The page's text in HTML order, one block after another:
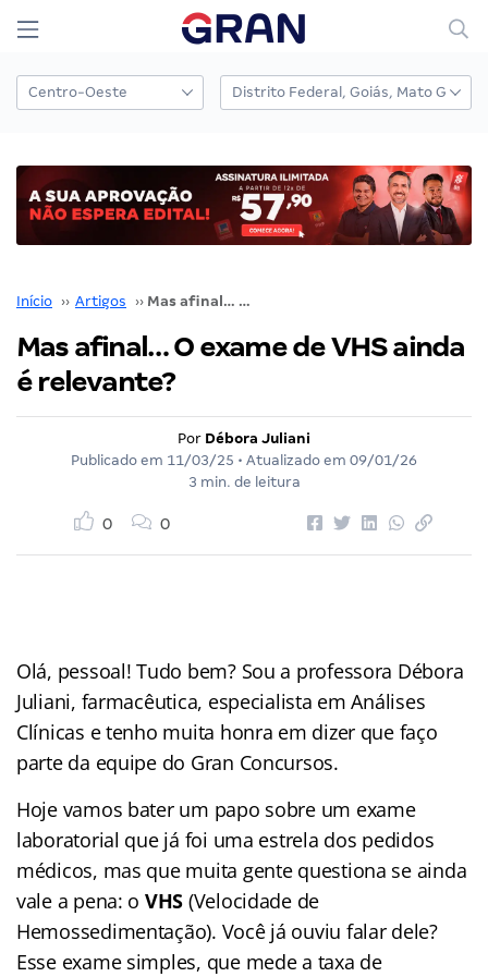
Início ›› Artigos ›› Mas afinal… O exame de VHS ainda é relevante?
Mas afinal… O exame de VHS ainda
é relevante?
Por Débora Juliani
Publicado em 11/03/25 • Atualizado em 09/01/26
3 min. de leitura
0 0
Olá, pessoal! Tudo bem? Sou a professora Débora
Juliani, farmacêutica, especialista em Análises
Clínicas e tenho muita honra em dizer que faço
parte da equipe do Gran Concursos.
Hoje vamos bater um papo sobre um exame
laboratorial que já foi uma estrela dos pedidos
médicos, mas que muita gente questiona se ainda
vale a pena: o VHS (Velocidade de
Hemossedimentação). Você já ouviu falar dele?
Esse exame simples, que mede a taxa de